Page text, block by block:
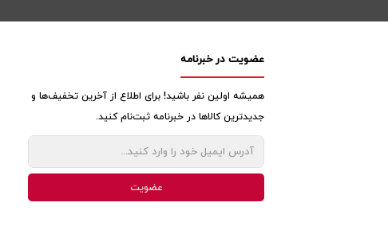
عضویت در خبرنامه
همیشه اولین نفر باشید! برای اطلاع از آخرین تخفیف‌ها و
جدیدترین کالاها در خبرنامه ثبت‌نام کنید.